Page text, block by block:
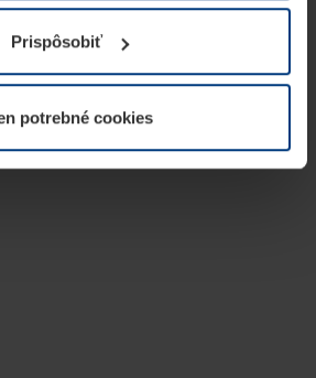
Pre všetky ostatné typy cookie
Vaše povolenie môžete
odvolať vo vysvetlení cookie
Prispôsobiť
potrebné cookies